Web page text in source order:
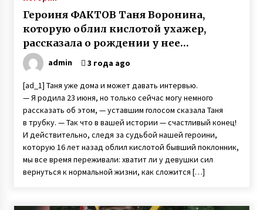
Героиня ФАКТОВ Таня Воронина,
которую облил кислотой ухажер,
рассказала о рождении у нее
двойняшек
admin 3 года ago
[ad_1] Таня уже дома и может давать интервью.
— Я родила 23 июня, но только сейчас могу немного
рассказать об этом, — уставшим голосом сказала Таня
в трубку. — Так что в вашей истории — счастливый конец!
И действительно, следя за судьбой нашей героини,
которую 16 лет назад облил кислотой бывший поклонник,
мы все время переживали: хватит ли у девушки сил
вернуться к нормальной жизни, как сложится […]